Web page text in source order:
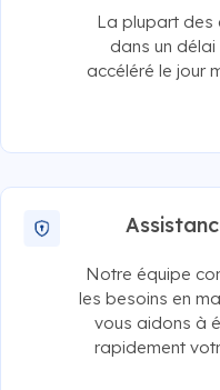
La plupart des
dans un délai
accéléré le jour
Notre équipe
les besoins en
vous aidons à
rapidement